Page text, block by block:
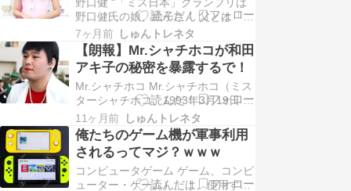
です。そのため、曲の変更は寂しく
感じる一方で、彼…
野口健氏の娘、絵子さん 父とは「大
人になって心つながった」”. 日刊ス
ポーツ (2026年1月26日). 2026年1
月26日閲覧。 ^ 「お母さん、ありが
とう｜野口健公式ウェブサイト」
『野口健公式ウェブサイト』。2020
年8月18日閲覧。 ^…
7ヶ月前 しゅんトレネタ
【朗報】Mr.シャチホコが和田
アキ子の秘密を暴露するで！
Mr.シャチホコ Mr.シャチホコ（ミス
ターシャチホコ、1993年3月19日 -
）は、日本のものまねタレント。所
属事務所はオフィスKと株式会社ボ
ンド。 愛知県あま市（旧・海部郡甚
目寺町）出身。あま市立甚目寺小学
校、あま市立甚目寺中学校、愛知県
立中村高等学校、日本体育大学体育
11ヶ月前 しゅんトレネタ
俺たちのゲーム機が軍事利用
されるってマジ？ｗｗｗ
コンピュータゲーム ゲーム、コンピ
ューター・ゲーム）」は、使用する